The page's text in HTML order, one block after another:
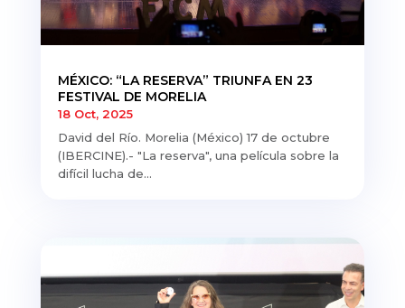
MÉXICO: “LA RESERVA” TRIUNFA EN 23
FESTIVAL DE MORELIA
18 Oct, 2025
David del Río. Morelia (México) 17 de octubre
(IBERCINE).- "La reserva", una película sobre la
difícil lucha de...